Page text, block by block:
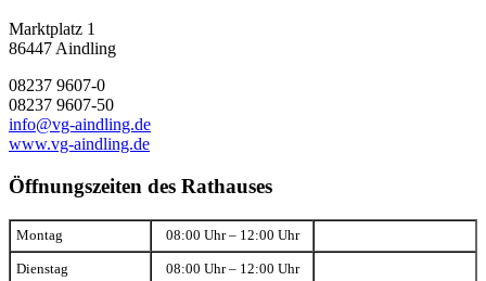
Marktplatz 1
86447 Aindling
08237 9607-0
08237 9607-50
info@vg-aindling.de
www.vg-aindling.de
Öffnungszeiten des Rathauses
Montag 08:00 Uhr – 12:00 Uhr
Dienstag 08:00 Uhr – 12:00 Uhr